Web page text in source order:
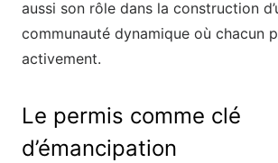
aussi son rôle dans la construction
communauté dynamique où chacun
activement.
Le permis comme clé
d’émancipation